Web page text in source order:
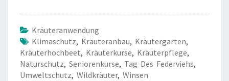
Kräuteranwendung
Klimaschutz, Kräuteranbau, Kräutergarten,
Kräuterhochbeet, Kräuterkurse, Kräuterpflege,
Naturschutz, Seniorenkurse, Tag Des Federviehs,
Umweltschutz, Wildkräuter, Winsen